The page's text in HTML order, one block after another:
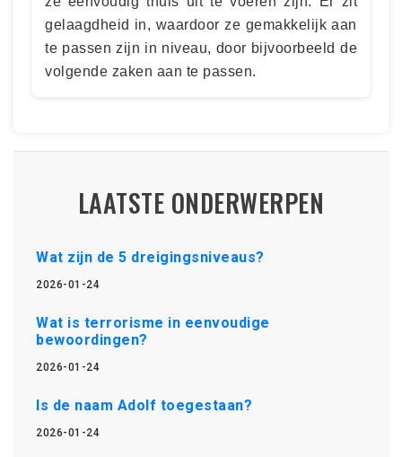
gelaagdheid in, waardoor ze gemakkelijk aan
te passen zijn in niveau, door bijvoorbeeld de
volgende zaken aan te passen.
LAATSTE ONDERWERPEN
Wat zijn de 5 dreigingsniveaus?
2026-01-24
Wat is terrorisme in eenvoudige
bewoordingen?
2026-01-24
Is de naam Adolf toegestaan?
2026-01-24